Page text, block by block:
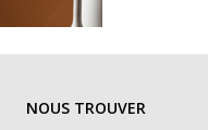
NOUS TROUVER